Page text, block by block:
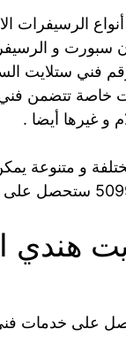
الرسيفرات
سبورت و
فني ستلايت
خاصة تتضمن
و غيرها أيضا .
و متنوعة
هندي
على خدمات فني